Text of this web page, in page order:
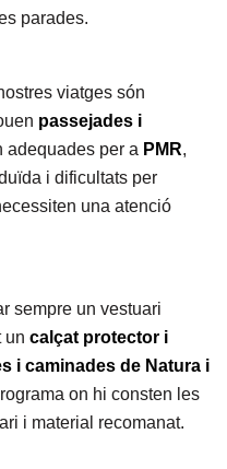
parades.
viatges són
passejades i
adequades per a PMR,
i dificultats per
una atenció
sempre un vestuari
un calçat protector i
i caminades de Natura i
on hi consten les
i material recomanat.